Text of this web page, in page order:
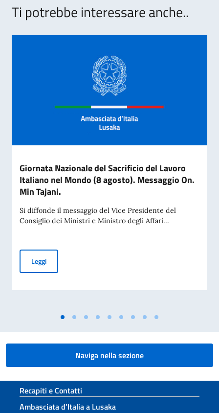
Ti potrebbe interessare anche..
Giornata Nazionale del Sacrificio del Lavoro
Italiano nel Mondo (8 agosto). Messaggio On.
Min Tajani.
Si diffonde il messaggio del Vice Presidente del
Consiglio dei Ministri e Ministro degli Affari...
LeggiGiornata Nazionale del Sacrificio del Lavoro Italiano nel
Naviga nella sezione
Sezione footer
Recapiti e Contatti
Ambasciata d’Italia a Lusaka